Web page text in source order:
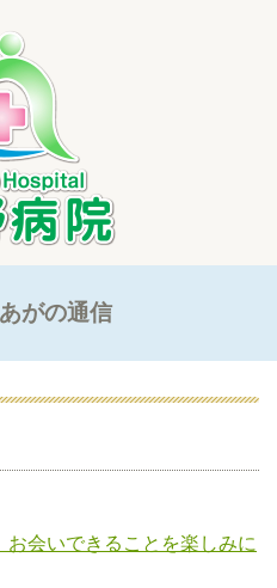
がの通信
会いできることを楽しみに